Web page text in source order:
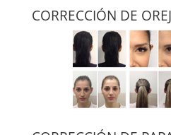
CORRECCIÓN DE